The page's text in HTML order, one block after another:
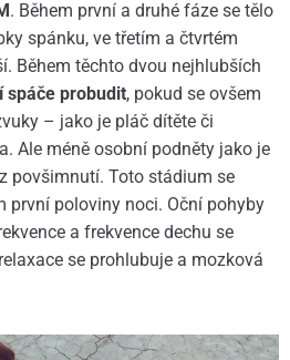
. Během první a druhé fáze se tělo
spánku, ve třetím a čtvrtém
Během těchto dvou nejhlubších
spáče probudit, pokud se ovšem
– jako je pláč dítěte či
Ale méně osobní podněty jako je
povšimnutí. Toto stádium se
první poloviny noci. Oční pohyby
a frekvence dechu se
se prohlubuje a mozková